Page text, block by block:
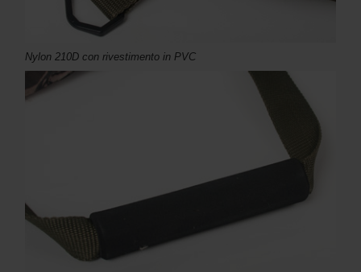
Nylon 210D con rivestimento in PVC